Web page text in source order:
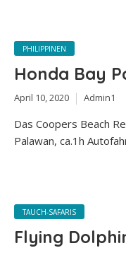
PHILIPPINEN
Honda Bay
April 10, 2020 Admin1
Das Coopers Beach
Palawan, ca.1h
TAUCH-SAFARIS
Flying